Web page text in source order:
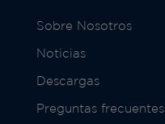
Sobre Nosotros
Noticias
Descargas
Preguntas frecuentes